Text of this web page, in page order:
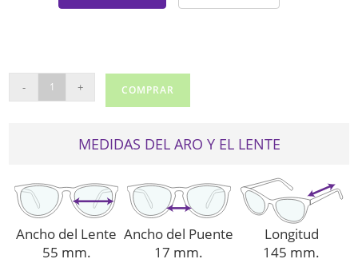
BAN
- + COMPRAR
MEDIDAS DEL ARO Y EL LENTE
Ancho del Lente
55 mm.
Ancho del Puente
17 mm.
Longitud
145 mm.